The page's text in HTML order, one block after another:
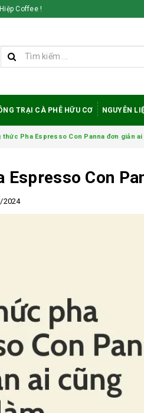
Coffee !
TRẠI CÀ PHÊ HỮU CƠ NGUYÊN
thức Pha Espresso Con Panna đơn giản
Espresso Con
cà phê hạt rang
mộc thơm ngon,
chuẩn vị
10/06/2026
Những tiêu chí đánh
giá một loại bột cà
phê nguyên chất
ngon